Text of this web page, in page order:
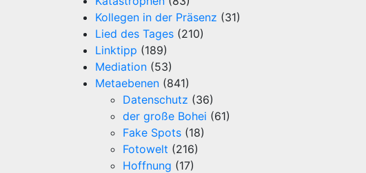
Kollegen in der Präsenz (31)
Lied des Tages (210)
Linktipp (189)
Mediation (53)
Metaebenen (841)
Datenschutz (36)
der große Bohei (61)
Fake Spots (18)
Fotowelt (216)
Hoffnung (17)